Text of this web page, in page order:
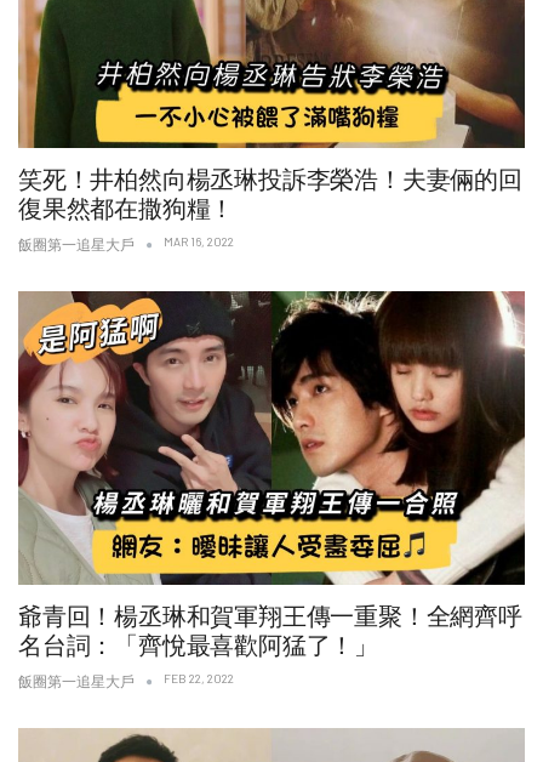
笑死！井柏然向楊丞琳投訴李榮浩！夫妻倆的回
復果然都在撒狗糧！
飯圈第一追星大戶 MAR 16, 2022
爺青回！楊丞琳和賀軍翔王傳一重聚！全網齊呼
名台詞：「齊悅最喜歡阿猛了！」
飯圈第一追星大戶 FEB 22, 2022